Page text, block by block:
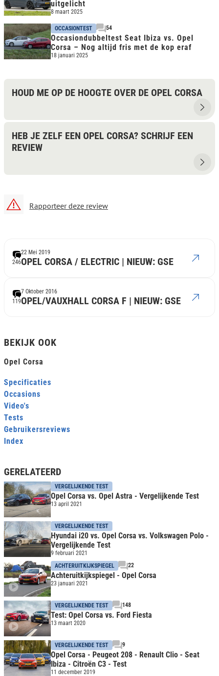
uitgelicht
8 maart 2025
OCCASIONTEST 54
Occasiondubbeltest Seat Ibiza vs. Opel
Corsa – Nog altijd fris met de kop eraf
18 januari 2025
HOUD ME OP DE HOOGTE OVER DE OPEL CORSA
HEB JE ZELF EEN OPEL CORSA? SCHRIJF EEN
REVIEW
Rapporteer deze review
246OPEL CORSA / ELECTRIC | NIEUW: GSE
22 Mei 2019
119OPEL/VAUXHALL CORSA F | NIEUW: GSE
7 Oktober 2016
BEKIJK OOK
Opel Corsa
Specificaties
Occasions
Video's
Tests
Gebruikersreviews
Index
GERELATEERD
VERGELIJKENDE TEST
Opel Corsa vs. Opel Astra - Vergelijkende Test
13 april 2021
VERGELIJKENDE TEST
Hyundai i20 vs. Opel Corsa vs. Volkswagen Polo -
Vergelijkende Test
9 februari 2021
ACHTERUITKIJKSPIEGEL
22
Achteruitkijkspiegel - Opel Corsa
23 januari 2021
VERGELIJKENDE TEST 148
Test: Opel Corsa vs. Ford Fiesta
13 maart 2020
VERGELIJKENDE TEST 9
Opel Corsa - Peugeot 208 - Renault Clio - Seat
Ibiza - Citroën C3 - Test
11 december 2019